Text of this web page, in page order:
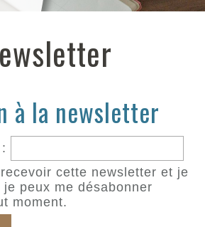
à la newsletter
recevoir cette newsletter et je
peux me désabonner
moment.